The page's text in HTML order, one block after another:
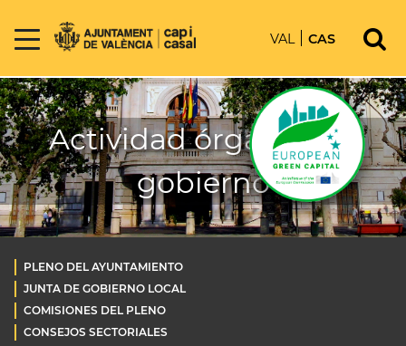
VAL CAS
Actividad órganos de
gobierno
PLENO DEL AYUNTAMIENTO
JUNTA DE GOBIERNO LOCAL
COMISIONES DEL PLENO
CONSEJOS SECTORIALES